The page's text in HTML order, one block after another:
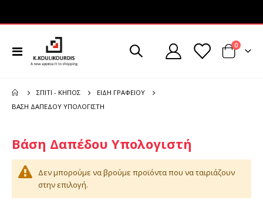
Εναλλαγή
Πλοήγησης
Cart
0
ΣΠΊΤΙ - ΚΉΠΟΣ
ΕΊΔΗ ΓΡΑΦΕΊΟΥ
ΒΆΣΗ ΔΑΠΈΔΟΥ ΥΠΟΛΟΓΙΣΤΉ
Βάση Δαπέδου Υπολογιστή
Δεν μπορούμε να βρούμε προϊόντα που να ταιριάζουν
στην επιλογή.